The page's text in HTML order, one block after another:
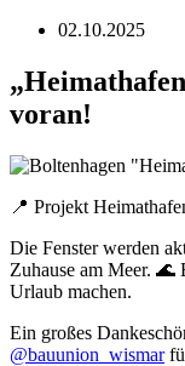
02.10.2025
voran!
📍 Projekt
Die Fenster werden
Zuhause am Meer. 🌊
Urlaub machen.
Ein großes
@bauunion_wismar